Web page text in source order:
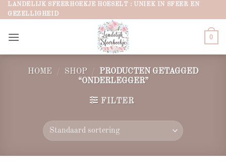
Ga
naar
LANDELIJK SFEERHOEKJE HOESELT : UNIEK IN SFEER EN
GEZELLIGHEID
0
HOME / SHOP /
PRODUCTEN GETAGGED
“ONDERLEGGER”
FILTER